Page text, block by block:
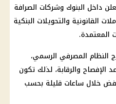
داخل البنوك وشركات الصرافة
القانونية والتحويلات البنكية
المعتمدة.
النظام المصرفي الرسمي،
والرقابة، لذلك تكون
خلال ساعات قليلة بحسب